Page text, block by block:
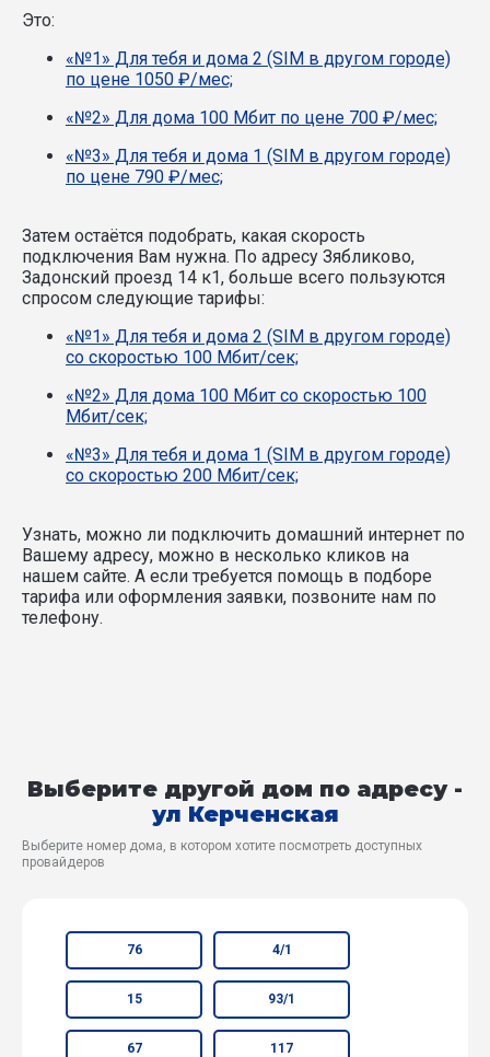
Это:
«№1» Для тебя и дома 2 (SIM в другом городе)
по цене 1050 ₽/мес;
«№2» Для дома 100 Мбит по цене 700 ₽/мес;
«№3» Для тебя и дома 1 (SIM в другом городе)
по цене 790 ₽/мес;
Затем остаётся подобрать, какая скорость
подключения Вам нужна. По адресу Зябликово,
Задонский проезд 14 к1, больше всего пользуются
спросом следующие тарифы:
«№1» Для тебя и дома 2 (SIM в другом городе)
со скоростью 100 Мбит/сек;
«№2» Для дома 100 Мбит со скоростью 100
Мбит/сек;
«№3» Для тебя и дома 1 (SIM в другом городе)
со скоростью 200 Мбит/сек;
Узнать, можно ли подключить домашний интернет по
Вашему адресу, можно в несколько кликов на
нашем сайте. А если требуется помощь в подборе
тарифа или оформления заявки, позвоните нам по
телефону.
Выберите другой дом по адресу -
ул Керченская
Выберите номер дома, в котором хотите посмотреть доступных
провайдеров
76 4/1
15 93/1
67 117